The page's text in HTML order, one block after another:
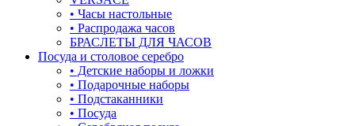
• Часы настольные
• Распродажа часов
БРАСЛЕТЫ ДЛЯ ЧАСОВ
Посуда и столовое серебро
• Детские наборы и ложки
• Подарочные наборы
• Подстаканники
• Посуда